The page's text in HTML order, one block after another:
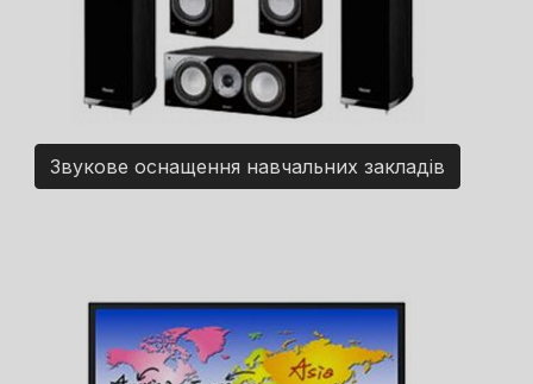
Звукове оснащення навчальних закладів